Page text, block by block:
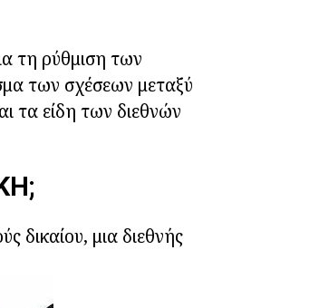
τη ρύθμιση των
των σχέσεων μεταξύ
τα είδη των διεθνών
δικαίου, μια διεθνής